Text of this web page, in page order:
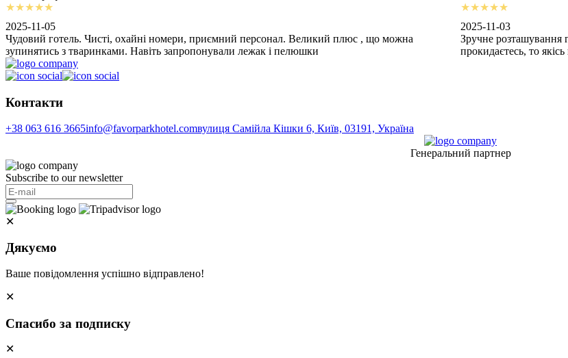
2025-11-05
Чудовий готель. Чисті, охайні номери, приємний персонал. Великий плюс , що можна
зупинятись з тваринками. Навіть запропонували лежак і пелюшки
2025-11-03
Зручне розташування
прокидаєтесь, то
Контакти
+38 063 616 3665info@favorparkhotel.comвулиця Самійла Кішки 6, Київ, 03191, Україна
Генеральний партнер
Subscribe to our newsletter
✕
Дякуємо
Ваше повідомлення успішно відправлено!
✕
Спасибо за подписку
✕